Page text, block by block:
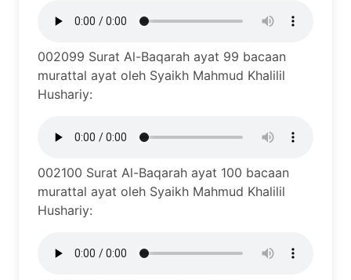
002099 Surat Al-Baqarah ayat 99 bacaan
murattal ayat oleh Syaikh Mahmud Khalilil
Hushariy:
002100 Surat Al-Baqarah ayat 100 bacaan
murattal ayat oleh Syaikh Mahmud Khalilil
Hushariy: